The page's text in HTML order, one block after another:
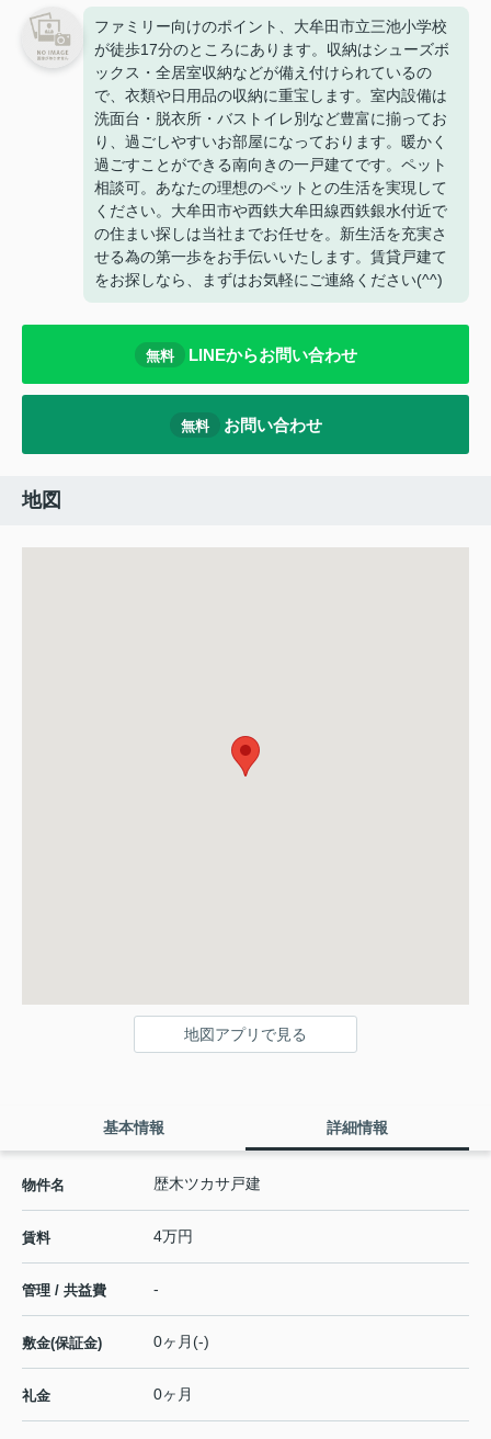
ファミリー向けのポイント、大牟田市立三池小学校
が徒歩17分のところにあります。収納はシューズボ
ックス・全居室収納などが備え付けられているの
で、衣類や日用品の収納に重宝します。室内設備は
洗面台・脱衣所・バストイレ別など豊富に揃ってお
り、過ごしやすいお部屋になっております。暖かく
過ごすことができる南向きの一戸建てです。ペット
相談可。あなたの理想のペットとの生活を実現して
ください。大牟田市や西鉄大牟田線西鉄銀水付近で
の住まい探しは当社までお任せを。新生活を充実さ
せる為の第一歩をお手伝いいたします。賃貸戸建て
をお探しなら、まずはお気軽にご連絡ください(^^)
無料 LINEからお問い合わせ
無料 お問い合わせ
地図
地図アプリで見る
基本情報 詳細情報
物件名 歴木ツカサ戸建
賃料 4万円
管理 / 共益費 -
敷金(保証金) 0ヶ月(-)
礼金 0ヶ月